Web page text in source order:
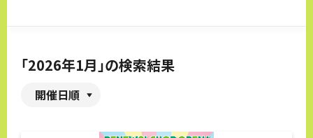
「2026年1月」の検索結果
開催日順